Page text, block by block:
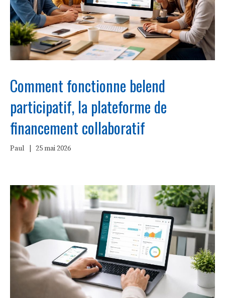
Comment fonctionne belend
participatif, la plateforme de
financement collaboratif
Paul 25 mai 2026